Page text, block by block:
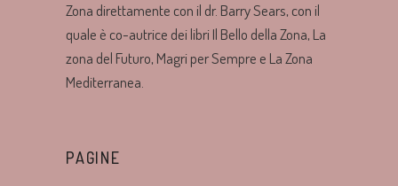
Zona direttamente con il dr. Barry Sears, con il
quale è co-autrice dei libri Il Bello della Zona, La
zona del Futuro, Magri per Sempre e La Zona
Mediterranea.
PAGINE